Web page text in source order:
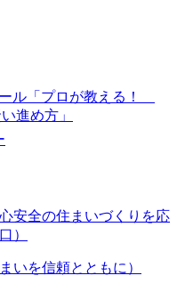
ル「プロが教える！
進め方」